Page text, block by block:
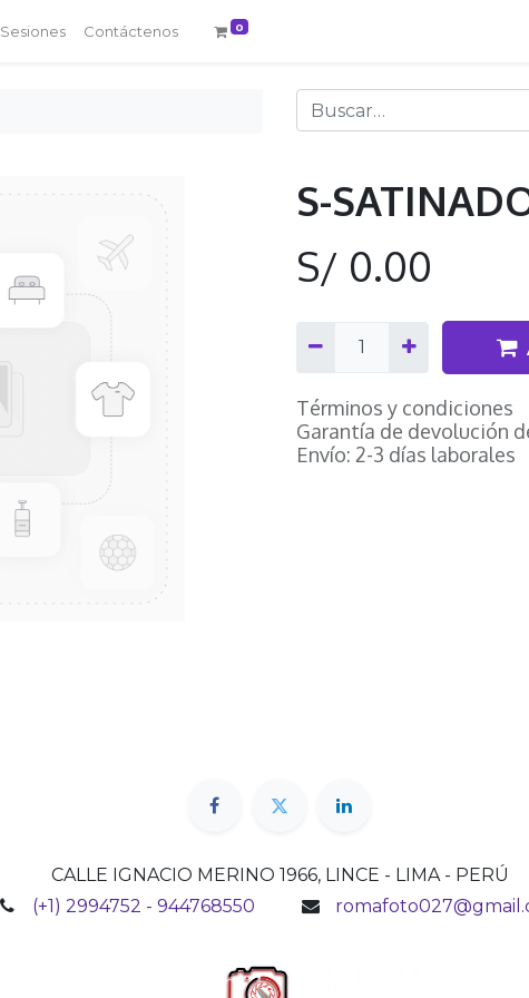
Sesiones Contáctenos 0
S-
S/ 0.00
Términos y condiciones
Garantía de devolución
Envío: 2-3 días laborales
CALLE IGNACIO MERINO 1966, LINCE - LIMA - PERÚ
(+1) 2994752 - 944768550